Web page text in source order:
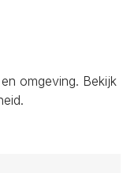
en omgeving. Bekijk